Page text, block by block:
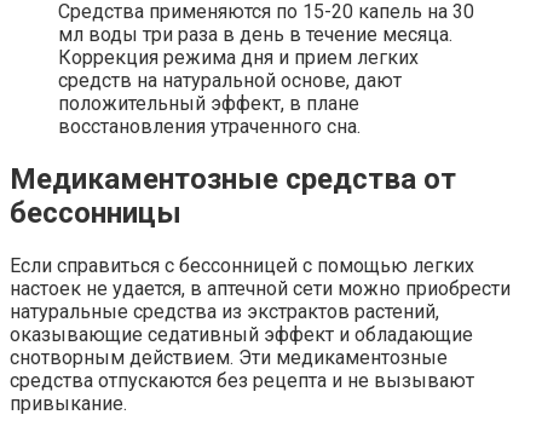
Средства применяются по 15-20 капель на 30
мл воды три раза в день в течение месяца.
Коррекция режима дня и прием легких
средств на натуральной основе, дают
положительный эффект, в плане
восстановления утраченного сна.
Медикаментозные средства от
бессонницы
Если справиться с бессонницей с помощью легких
настоек не удается, в аптечной сети можно приобрести
натуральные средства из экстрактов растений,
оказывающие седативный эффект и обладающие
снотворным действием. Эти медикаментозные
средства отпускаются без рецепта и не вызывают
привыкание.